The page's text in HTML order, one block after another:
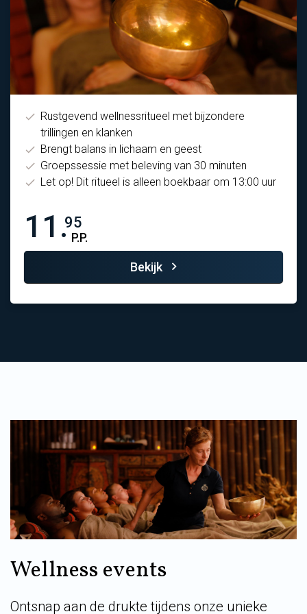
Rustgevend wellnessritueel met bijzondere
trillingen en klanken
Brengt balans in lichaam en geest
Groepssessie met beleving van 30 minuten
Let op! Dit ritueel is alleen boekbaar om 13:00 uur
11.95
P.P.
Bekijk
Wellness events
Ontsnap aan de drukte tijdens onze unieke